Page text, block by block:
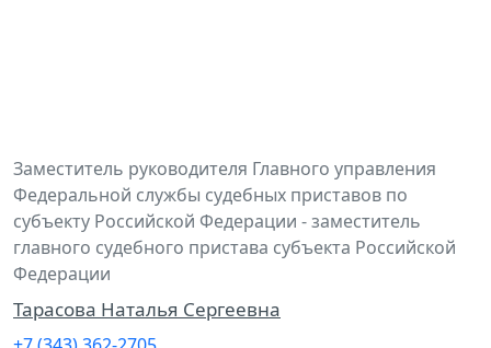
Заместитель руководителя Главного управления
Федеральной службы судебных приставов по
субъекту Российской Федерации - заместитель
главного судебного пристава субъекта Российской
Федерации
Тарасова Наталья Сергеевна